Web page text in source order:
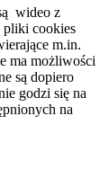
wideo z
pliki cookies
m.in.
ma możliwości
są dopiero
godzi się na
na